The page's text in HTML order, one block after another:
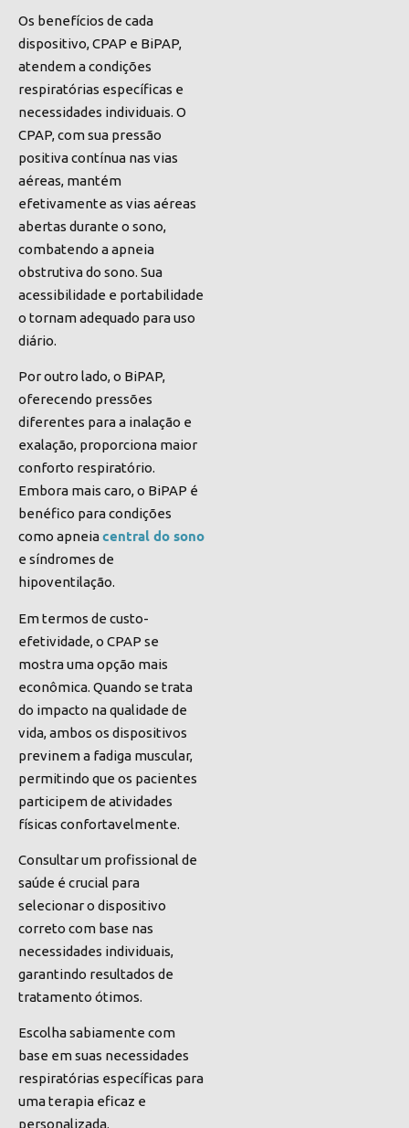
Os benefícios de cada
dispositivo, CPAP e BiPAP,
atendem a condições
respiratórias específicas e
necessidades individuais. O
CPAP, com sua pressão
positiva contínua nas vias
aéreas, mantém
efetivamente as vias aéreas
abertas durante o sono,
combatendo a apneia
obstrutiva do sono. Sua
acessibilidade e portabilidade
o tornam adequado para uso
diário.
Por outro lado, o BiPAP,
oferecendo pressões
diferentes para a inalação e
exalação, proporciona maior
conforto respiratório.
Embora mais caro, o BiPAP é
benéfico para condições
como apneiacentral do sono
e síndromes de
hipoventilação.
Em termos de custo-
efetividade, o CPAP se
mostra uma opção mais
econômica. Quando se trata
do impacto na qualidade de
vida, ambos os dispositivos
previnem a fadiga muscular,
permitindo que os pacientes
participem de atividades
físicas confortavelmente.
Consultar um profissional de
saúde é crucial para
selecionar o dispositivo
correto com base nas
necessidades individuais,
garantindo resultados de
tratamento ótimos.
Escolha sabiamente com
base em suas necessidades
respiratórias específicas para
uma terapia eficaz e
personalizada.